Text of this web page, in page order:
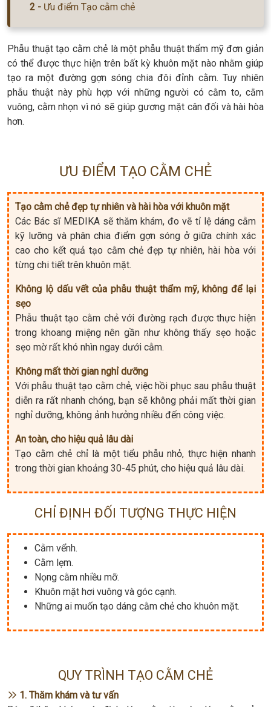
Ưu điểm Tạo cằm chẻ
Phẫu thuật tạo cằm chẻ là một phẫu thuật thẩm mỹ đơn giản
có thể được thực hiện trên bất kỳ khuôn mặt nào nhằm giúp
tạo ra một đường gợn sóng chia đôi đỉnh cằm. Tuy nhiên
phẫu thuật này phù hợp với những người có cằm to, cằm
vuông, cằm nhọn vì nó sẽ giúp gương mặt cân đối và hài hòa
hơn.
ƯU ĐIỂM TẠO CẰM CHẺ
Tạo cằm chẻ đẹp tự nhiên và hài hòa với khuôn mặt
Các Bác sĩ MEDIKA sẽ thăm khám, đo vẽ tỉ lệ dáng cằm
kỹ lưỡng và phân chia điểm gợn sóng ở giữa chính xác
cao cho kết quả tạo cằm chẻ đẹp tự nhiên, hài hòa với
từng chi tiết trên khuôn mặt.
Không lộ dấu vết của phẫu thuật thẩm mỹ, không để lại
sẹo
Phẫu thuật tạo cằm chẻ với đường rạch được thực hiện
trong khoang miệng nên gần như không thấy sẹo hoặc
sẹo mờ rất khó nhìn ngay dưới cằm.
Không mất thời gian nghỉ dưỡng
Với phẫu thuật tạo cằm chẻ, việc hồi phục sau phẫu thuật
diễn ra rất nhanh chóng, bạn sẽ không phải mất thời gian
nghỉ dưỡng, không ảnh hưởng nhiều đến công việc.
An toàn, cho hiệu quả lâu dài
Tạo cằm chẻ chỉ là một tiểu phẫu nhỏ, thực hiện nhanh
trong thời gian khoảng 30-45 phút, cho hiệu quả lâu dài.
CHỈ ĐỊNH ĐỐI TƯỢNG THỰC HIỆN
Cằm vểnh.
Cằm lẹm.
Nọng cằm nhiều mỡ.
Khuôn mặt hơi vuông và góc cạnh.
Những ai muốn tạo dáng cằm chẻ cho khuôn mặt.
QUY TRÌNH TẠO CẰM CHẺ
1. Thăm khám và tư vấn